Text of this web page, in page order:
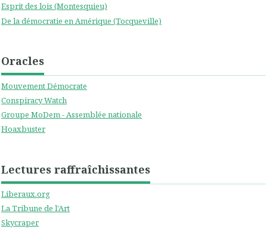
Esprit des lois (Montesquieu)
De la démocratie en Amérique (Tocqueville)
Oracles
Mouvement Démocrate
Conspiracy Watch
Groupe MoDem - Assemblée nationale
Hoaxbuster
Lectures raffraîchissantes
Liberaux.org
La Tribune de l'Art
Skycraper